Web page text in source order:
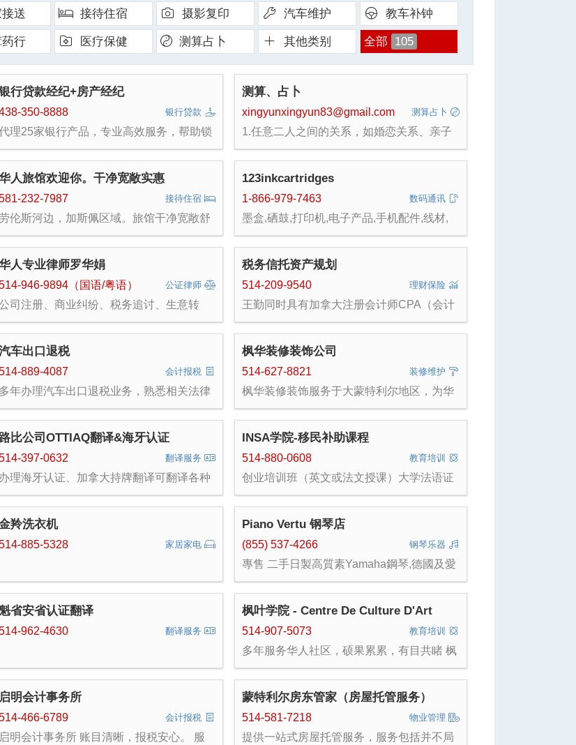
送 接待住宿 摄影复印 汽车维护 教车补钟
行 医疗保健 测算占卜 其他类别 全部 105
行贷款经纪+房产经纪
银行贷款
350-8888
理25家银行产品，专业高效服务，帮助锁
通道，请随时联系我！
测算、占卜
测算占卜
xingyunxingyun83@gmail.com
1.任意二人之间的关系，如婚恋关系、亲子
xingyunxingyjn83@gmail.com
人旅馆欢迎你。干净宽敞实惠
接待住宿
232-7987
伦斯河边，加斯佩区域。旅馆干净宽敞舒
123inkcartridges
数码通讯
1-866-979-7463
墨盒,硒鼓,打印机,电子产品,手机配件,线材,
人专业律师罗华娟
公证律师
946-9894（国语/粤语）
司注册、商业纠纷、税务追讨、生意转
税务信托资产规划
理财保险
514-209-9540
王勤同时具有加拿大注册会计师CPA（会计
号码：75098）。她是工商硕士学位，同时
也是美国注册会计师CPA 。她常年在满城华
人服务中心和南岸华人服务中心做个人和海
外资产申报讲座，专注投资移民税务规划和
资产配置。她是魁省华人中少有的获得环球
Court of Table, Top of Table 中的最高级别
Top of Table（TOT, MDRT）
车出口退税
会计报税
889-4087
多年办理汽车出口退税业务，熟悉相关法律
枫华装修装饰公司
装修维护
514-627-8821
枫华装修装饰服务于大蒙特利尔地区，为华
更换； 铺设木地板、瓷砖、全屋水电改造、
室内外油漆；橱柜安装，厨房改造； 整屋翻
新及整体改造； 地下室翻新及改造。 我们
致力于提供绝佳的服务，让您感觉到温馨舒
适。
路比公司OTTIAQ翻译&海牙认证
翻译服务
397-0632
办理海牙认证、加拿大持牌翻译可翻译各种
件公证认证（如：海牙公约业务、商用授权
、民用授权书、单身证明、国籍证明、同
名声明、遗产继承/弃权声明书等）详情见图
INSA学院-移民补助课程
教育培训
514-880-0608
创业培训班（英文或法文授课）大学法语证
羚洗衣机
家居家电
885-5328
Piano Vertu 钢琴店
钢琴乐器
(855) 537-4266
專售 二手日製高質素Yamaha鋼琴,德國及愛
魁省安省认证翻译
翻译服务
962-4630
枫叶学院 - Centre De Culture D'Art
Fengye
教育培训
514-907-5073
多年服务华人社区，硕果累累，有目共睹 枫
省TOP1中学的入学考试培训，国际小学和
科技小学备考系列，中学生插班考试系列，
快速走出欢迎班系列等课程，填补魁省教育
市场的空白，最大程度满足了广大华裔移民
和其他族裔子女就学的迫切需要，让不同状
启明会计事务所
会计报税
466-6789
启明会计事务所 账目清晰，报税安心。 服
蒙特利尔房东管家（房屋托管服务）
物业管理
514-581-7218
提供一站式房屋托管服务，服务包括并不局